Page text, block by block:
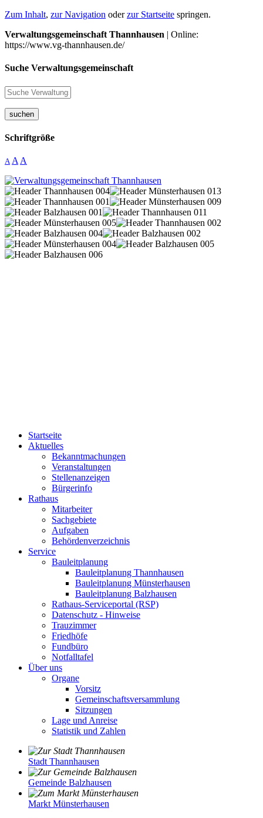
Zum Inhalt, zur Navigation oderzur Startseite springen.
Verwaltungsgemeinschaft Thannhausen | Online:
https://www.vg-thannhausen.de/
Suche Verwaltungsgemeinschaft
suchen
Schriftgröße
A A A
Startseite
Aktuelles
Bekanntmachungen
Veranstaltungen
Stellenanzeigen
Bürgerinfo
Rathaus
Mitarbeiter
Sachgebiete
Aufgaben
Behördenverzeichnis
Service
Bauleitplanung
Bauleitplanung Thannhausen
Bauleitplanung Münsterhausen
Bauleitplanung Balzhausen
Rathaus-Serviceportal (RSP)
Datenschutz - Hinweise
Trauzimmer
Friedhöfe
Fundbüro
Notfalltafel
Über uns
Organe
Vorsitz
Gemeinschaftsversammlung
Sitzungen
Lage und Anreise
Statistik und Zahlen
Stadt Thannhausen
Gemeinde Balzhausen
Markt Münsterhausen